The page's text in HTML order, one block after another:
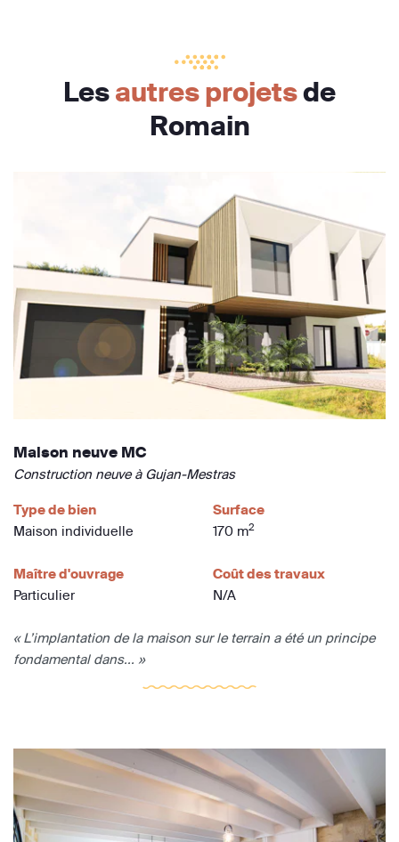
Lesautres projetsde
Romain
Maison neuve MC
Construction neuve à Gujan-Mestras
Type de bien
Maison individuelle
Surface
170 m2
Maître d'ouvrage
Particulier
Coût des travaux
N/A
« L’implantation de la maison sur le terrain a été un principe
fondamental dans... »